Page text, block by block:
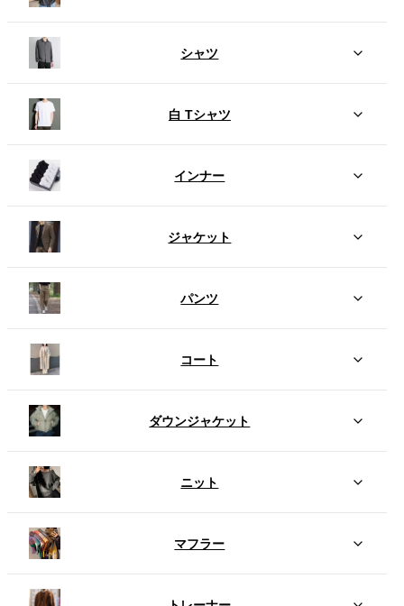
シャツ
白 Tシャツ
インナー
ジャケット
パンツ
コート
ダウンジャケット
ニット
マフラー